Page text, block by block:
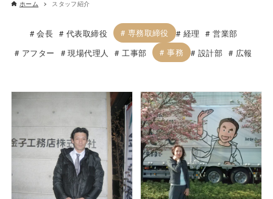
ホーム スタッフ紹介
会長 代表取締役 専務取締役 経理
営業部
アフター
現場代理人 工事部 事務 設計部 広報